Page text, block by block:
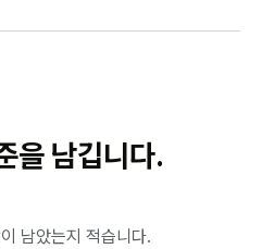
을 남깁니다.
남았는지 적습니다.